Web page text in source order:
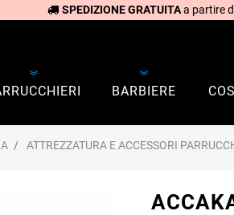
SPEDIZIONE GRATUITAa partire
BARBIERE
ATTREZZATURA E ACCESSORI